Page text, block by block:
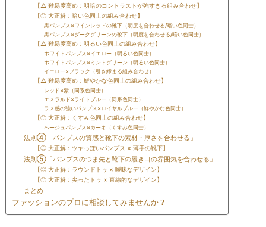
【△ 難易度高め：明暗のコントラストが強すぎる組み合わせ】
【◎ 大正解：暗い色同士の組み合わせ】
黒パンプス×ワインレッドの靴下（明度を合わせる/暗い色同士）
黒パンプス×ダークグリーンの靴下（明度を合わせる/暗い色同士）
【△ 難易度高め：明るい色同士の組み合わせ】
ホワイトパンプス×イエロー（明るい色同士）
ホワイトパンプス×ミントグリーン（明るい色同士）
イエロー×ブラック（引き締まる組み合わせ）
【△ 難易度高め：鮮やかな色同士の組み合わせ】
レッド×紫（同系色同士）
エメラルド×ライトブルー（同系色同士）
ラメ感の強いパンプス×ロイヤルブルー（鮮やかな色同士）
【◎ 大正解：くすみ色同士の組み合わせ】
ベージュパンプス×カーキ（くすみ色同士）
法則④「パンプスの質感と靴下の素材・厚さを合わせる」
【◎ 大正解：ツヤっぽいパンプス × 薄手の靴下】
法則⑤「パンプスのつま先と靴下の履き口の雰囲気を合わせる」
【◎ 大正解：ラウンドトゥ × 曖昧なデザイン】
【◎ 大正解：尖ったトゥ × 直線的なデザイン】
まとめ
ファッションのプロに相談してみませんか？